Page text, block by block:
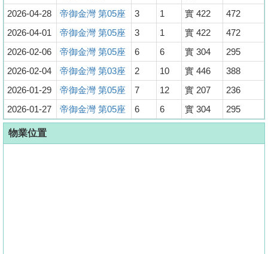
2026-04-28
帝御金灣 第05座 3 1 實 422
472
2026-04-01
帝御金灣 第05座 3 1 實 422
472
2026-02-06
帝御金灣 第05座 6 6 實 304
295
2026-02-04
帝御金灣 第03座 2 10 實 446
388
2026-01-29
帝御金灣 第05座 7 12 實 207
236
2026-01-27
帝御金灣 第05座 6 6 實 304 295
物業位置